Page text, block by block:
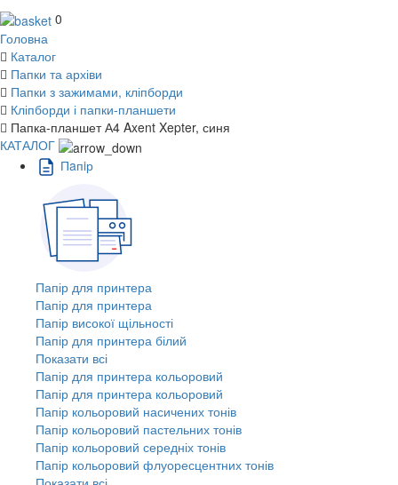
0
Головна
Каталог
Папки та архіви
Папки з зажимами, кліпборди
Кліпборди і папки-планшети
Папка-планшет А4 Axent Xepter, синя
КАТАЛОГ
Пaпiр
Папір для принтера
Папір для принтера
Папір високої щільності
Папір для принтера білий
Показати всі
Папір для принтера кольоровий
Папір для принтера кольоровий
Папір кольоровий насичених тонів
Папір кольоровий пастельних тонів
Папір кольоровий середніх тонів
Папір кольоровий флуоресцентних тонів